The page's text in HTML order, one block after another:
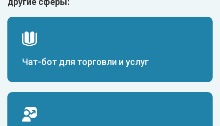
Чат-бот для торговли и услуг